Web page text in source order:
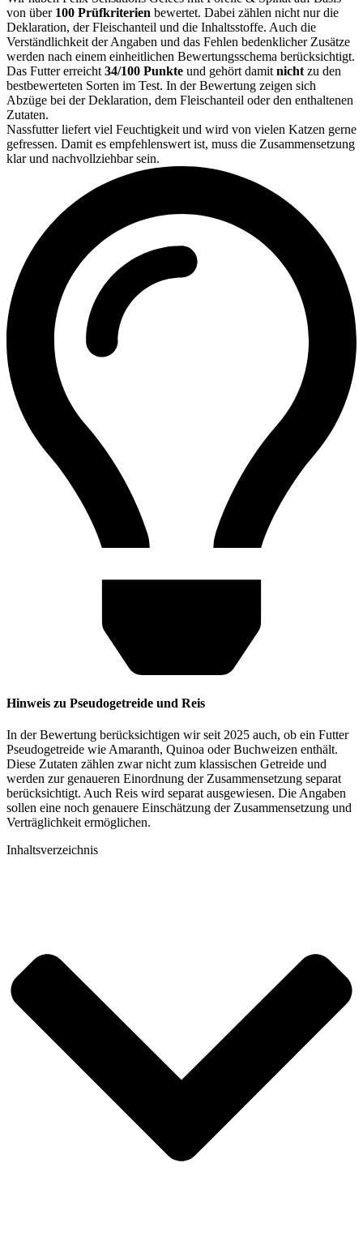
von über 100 Prüfkriterien bewertet. Dabei zählen nicht nur die
Deklaration, der Fleischanteil und die Inhaltsstoffe. Auch die
Verständlichkeit der Angaben und das Fehlen bedenklicher Zusätze
werden nach einem einheitlichen Bewertungsschema berücksichtigt.
Das Futter erreicht 34/100 Punkte und gehört damit nicht zu den
bestbewerteten Sorten im Test. In der Bewertung zeigen sich
Abzüge bei der Deklaration, dem Fleischanteil oder den enthaltenen
Zutaten.
Nassfutter liefert viel Feuchtigkeit und wird von vielen Katzen gerne
gefressen. Damit es empfehlenswert ist, muss die Zusammensetzung
klar und nachvollziehbar sein.
Hinweis zu Pseudogetreide und Reis
In der Bewertung berücksichtigen wir seit 2025 auch, ob ein Futter
Pseudogetreide wie Amaranth, Quinoa oder Buchweizen enthält.
Diese Zutaten zählen zwar nicht zum klassischen Getreide und
werden zur genaueren Einordnung der Zusammensetzung separat
berücksichtigt. Auch Reis wird separat ausgewiesen. Die Angaben
sollen eine noch genauere Einschätzung der Zusammensetzung und
Verträglichkeit ermöglichen.
Inhaltsverzeichnis​